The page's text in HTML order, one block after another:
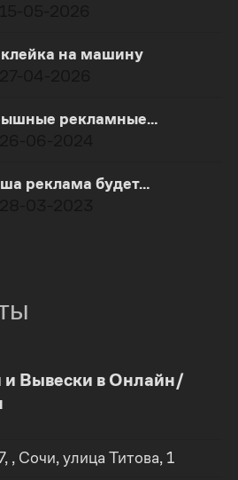
на машину
рекламные…
реклама будет…
и Вывески в Онлайн/
, , Сочи, улица Титова, 1
2